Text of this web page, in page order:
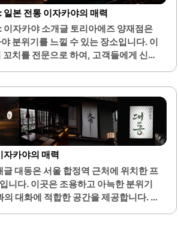
다.웨이팅이 있을 정도로 인기 있는 이
것이 좋습니다. 메뉴는 보기에도 아름
며, 맛의 조화가 뛰어나 많은 이들에게
한, 육회와 아보카도 크림치즈 조합도 인
일본 전통 이자카야의 매력
이자카야 소개글 토리아에즈 양재점은
분위기를 느낄 수 있는 장소입니다. 이
치를 전문으로 하여, 고객들에게 신선
분위기를 자아내며, 오픈 테라스처럼 열
에는 더욱 쾌적한 식사를 즐길 수 있습니
절한 서비스는 방문객들에게 긍정적인
양한 음료와 함께하는 꼬치 요리는 대화
친구나 가족과의 소중한 시간을 보내기
는 소음이 적어 편안한 대화를 나누기
실은 공용으로 깨끗하게 관리되고 있어
합니다. 신메뉴도 지속적으로 업데이
맛을 경험할 수 있는 기회를 제공합니다.
자카야의 매력
대동은 서울 합정역 근처에 위치한 프
니다. 이곳은 조용하고 아늑한 분위기
의 대화에 적합한 공간을 제공합니다. 내